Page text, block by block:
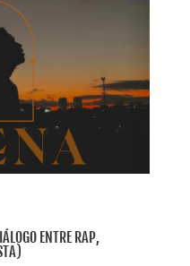
ENTRE RAP,